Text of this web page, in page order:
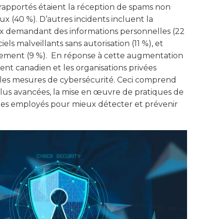
étaient la réception de spams non
(40 %). D’autres incidents incluent la
demandant des informations personnelles (22
malveillants sans autorisation (11 %), et
(9 %). En réponse à cette augmentation
canadien et les organisations privées
mesures de cybersécurité. Ceci comprend
avancées, la mise en œuvre de pratiques de
employés pour mieux détecter et prévenir